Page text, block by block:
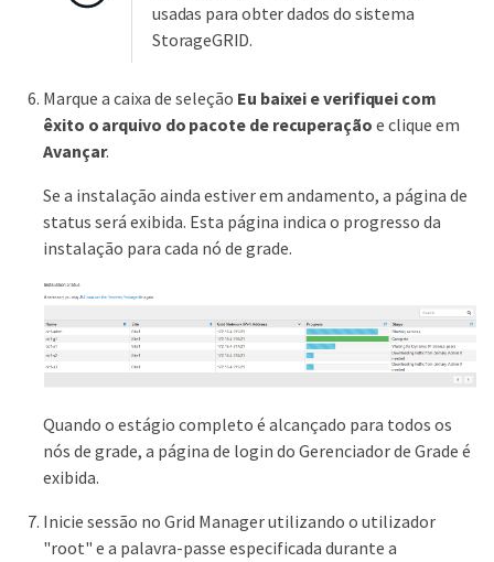
usadas para obter dados do sistema
StorageGRID.
Marque a caixa de seleção Eu baixei e verifiquei com
êxito o arquivo do pacote de recuperação e clique em
Avançar.
Se a instalação ainda estiver em andamento, a página de
status será exibida. Esta página indica o progresso da
instalação para cada nó de grade.
Quando o estágio completo é alcançado para todos os
nós de grade, a página de login do Gerenciador de Grade é
exibida.
Inicie sessão no Grid Manager utilizando o utilizador
"root" e a palavra-passe especificada durante a